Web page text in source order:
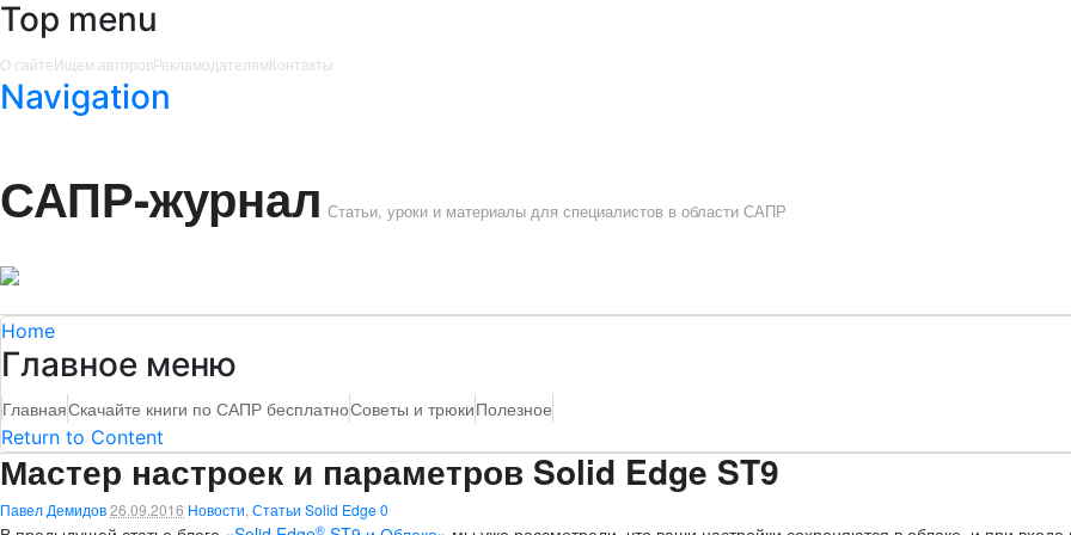
Top menu
О сайтеИщем авторовРекламодателямКонтакты
Navigation
САПР-журнал Статьи, уроки и материалы для специалистов в области САПР
Home
Главное меню
ГлавнаяСкачайте книги по САПР бесплатноСоветы и трюкиПолезное
Return to Content
Мастер настроек и параметров Solid Edge ST9
Павел Демидов26.09.2016 Новости Статьи Solid Edge0
®